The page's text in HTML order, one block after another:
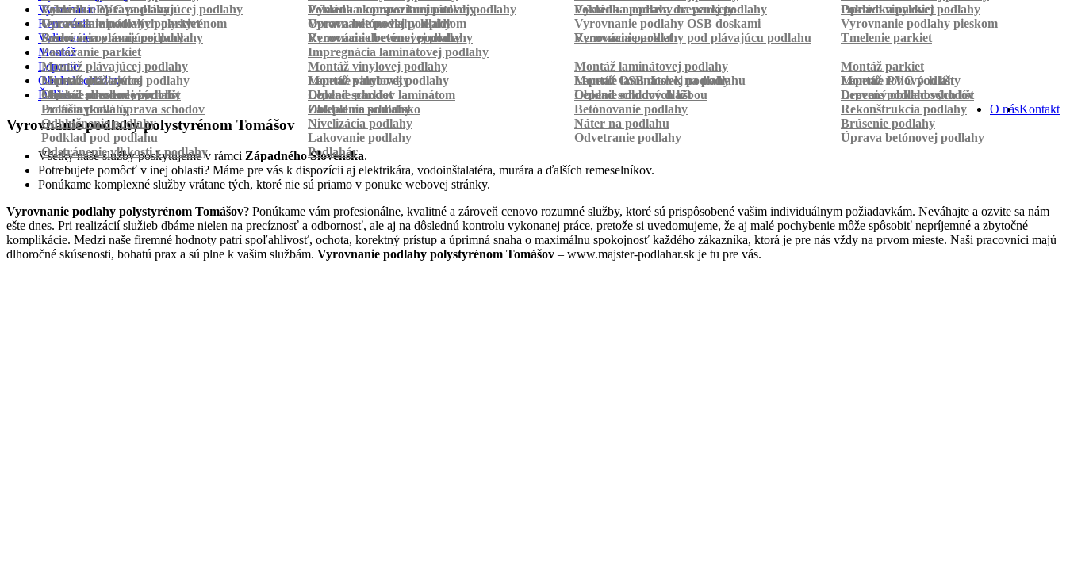
Pokládka PVC podlahy
Pokládka kompozitnej podlahy Pokládka podlahy na parkety Pokládka parkiet
Výmena a oprava plávajúcej podlahy
Výmena a oprava laminátovej podlahy Výmena a oprava drevenej podlahy
Oprava vinylovej podlahy
Oprava laminátových parkiet
Oprava betónovej podlahy
Vyrovnanie
Vyrovnanie podlahy polystyrénom
Vyrovnanie podlahy lepidlom Vyrovnanie podlahy OSB doskami
Vyrovnanie podlahy pieskom
Suché vyrovnanie podlahy
Vyrovnanie betónovej podlahy Vyrovnanie podlahy pod plávajúcu podlahu
Renovácia
Renovácia plávajúcej podlahy
Renovácia drevenej podlahy Renovácia parkiet
Tmelenie parkiet
Pastovanie parkiet
Impregnácia laminátovej podlahy
Vylievanie
Montáž
Montáž plávajúcej podlahy
Montáž vinylovej podlahy Montáž laminátovej podlahy
Montáž parkiet
Montáž dlážkovice
Montáž palubovky Montáž OSB dosiek na podlahu
Montáž rohových líšt
Montáž prechodových líšt
Lepenie
Lepenie plávajúcej podlahy
Lepenie vinylovej podlahy Lepenie laminátovej podlahy
Lepenie PVC podlahy
Lepenie drevenej podlahy
Lepenie parkiet Lepenie soklových líšt Lepenie podlahových líšt
Obklad schodov
Obklad schodov vinylom
Obklad schodov laminátom Obklad schodov dlažbou
Drevený obklad schodov
Protišmyková úprava schodov
Obklad na schodisko
Ďalšie
Izolácia podlahy
Zateplenie podlahy Betónovanie podlahy
Rekonštrukcia podlahy
Odhlučnenie podlahy
Nivelizácia podlahy Náter na podlahu
Brúsenie podlahy
Podklad pod podlahu
Lakovanie podlahy Odvetranie podlahy
Úprava betónovej podlahy
Odstránenie vlhkosti z podlahy
Podlahár
Kontakt
O nás
Vyrovnanie podlahy polystyrénom Tomášov
Všetky naše služby poskytujeme v rámci Západného Slovenska.
Potrebujete pomôcť v inej oblasti? Máme pre vás k dispozícii aj elektrikára, vodoinštalatéra, murára a ďalších remeselníkov.
Ponúkame komplexné služby vrátane tých, ktoré nie sú priamo v ponuke webovej stránky.
Vyrovnanie podlahy polystyrénom Tomášov? Ponúkame vám profesionálne, kvalitné a zároveň cenovo rozumné služby, ktoré sú prispôsobené vašim individuálnym požiadavkám. Neváhajte a ozvite sa nám
ešte dnes. Pri realizácií služieb dbáme nielen na precíznosť a odbornosť, ale aj na dôslednú kontrolu vykonanej práce, pretože si uvedomujeme, že aj malé pochybenie môže spôsobiť nepríjemné a zbytočné
komplikácie. Medzi naše firemné hodnoty patrí spoľahlivosť, ochota, korektný prístup a úprimná snaha o maximálnu spokojnosť každého zákazníka, ktorá je pre nás vždy na prvom mieste. Naši pracovníci majú
dlhoročné skúsenosti, bohatú prax a sú plne k vašim službám. Vyrovnanie podlahy polystyrénom Tomášov – www.majster-podlahar.sk je tu pre vás.